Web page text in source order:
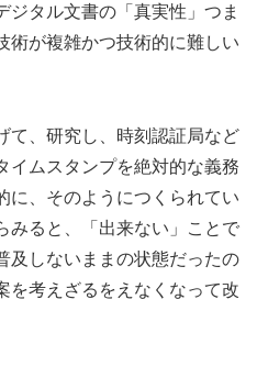
ジタル文書の「真実性」つま
術が複雑かつ技術的に難しい
て、研究し、時刻認証局など
イムスタンプを絶対的な義務
に、そのようにつくられてい
みると、「出来ない」ことで
及しないままの状態だったの
を考えざるをえなくなって改